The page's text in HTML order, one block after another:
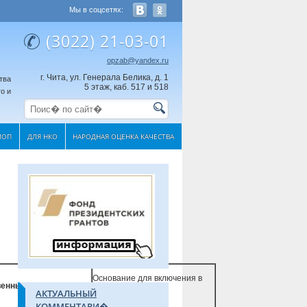
Мы в соцсетях:
и
(3022) 21-03-01
opzab@yandex.ru
г. Чита, ул. Генерала Белика, д. 1
5 этаж, каб. 517 и 518
ДЛЯ НКО НАРОДНАЯ ОЦЕНКА КАЧЕСТВА
исполнители
Основание для включения в
План
АКТУАЛЬНЫЙ